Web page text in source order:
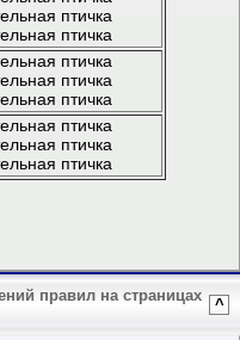
правил на страницах
^